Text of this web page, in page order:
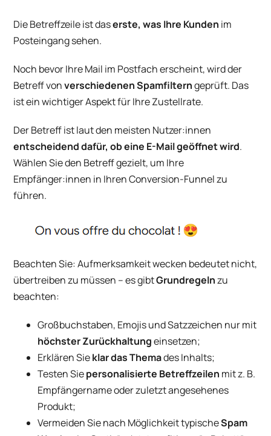
Die Betreffzeile ist daserste, was Ihre Kunden im
Posteingang sehen.
Noch bevor Ihre Mail im Postfach erscheint, wird der
Betreff vonverschiedenen Spamfilterngeprüft. Das
ist ein wichtiger Aspekt für Ihre Zustellrate.
Der Betreff ist laut den meisten Nutzer:innen
entscheidend dafür, ob eine E-Mail geöffnet wird.
Wählen Sie den Betreff gezielt, um Ihre
Empfänger:innen in Ihren Conversion-Funnel zu
führen.
Beachten Sie: Aufmerksamkeit wecken bedeutet nicht,
übertreiben zu müssen – es gibtGrundregelnzu
beachten:
Großbuchstaben, Emojis und Satzzeichen nur mit
höchster Zurückhaltungeinsetzen;
Erklären Sieklar das Themades Inhalts;
Testen Siepersonalisierte Betreffzeilen mit z. B.
Empfängername oder zuletzt angesehenes
Produkt;
Vermeiden Sie nach Möglichkeit typischeSpam